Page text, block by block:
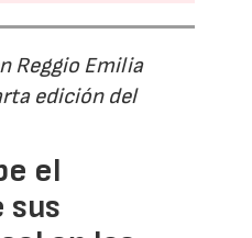
Reggio Emilia
edición del
el
sus